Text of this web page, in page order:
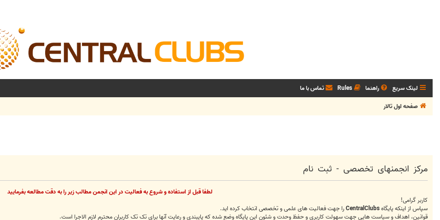
لینک سریع راهنما Rules تماس با ما
صفحه اول تالار
مرکز انجمنهای تخصصی - ثبت نام
لطفا قبل از استفاده و شروع به فعاليت در اين انجمن مطالب زير را به دقت مطالعه بفرماييد
کاربر گرامی!
سپاس از اینکه پایگاهCentralClubsرا جهت فعالیت های علمی و تخصصی انتخاب کرده اید.
قوانین، اهداف و سیاست هایی جهت سهولت کاربری و حفظ وحدت و شئون این پایگاه وضع شده که پایبندی و رعایت آنها برای تک تک کاربران محترم لازم الاجرا است.